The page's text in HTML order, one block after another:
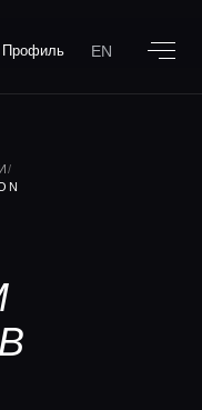
Профиль EN
/